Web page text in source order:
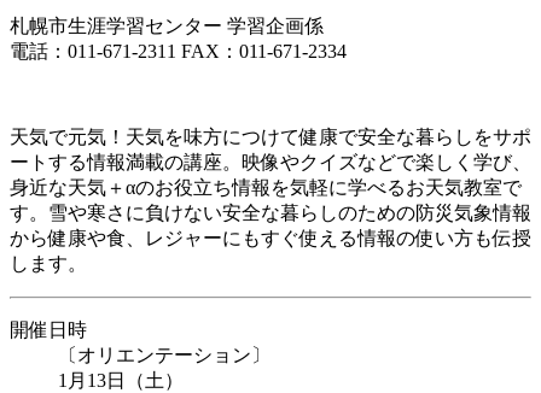
札幌市生涯学習センター 学習企画係
電話： 011-671-2311 FAX：011-671-2334
天気で元気！天気を味方につけて健康で安全な暮らしをサポ
ートする情報満載の講座。映像やクイズなどで楽しく学び、
身近な天気＋αのお役立ち情報を気軽に学べるお天気教室で
す。雪や寒さに負けない安全な暮らしのための防災気象情報
から健康や食、レジャーにもすぐ使える情報の使い方も伝授
します。
開催日時
〔オリエンテーション〕
1月13日（土）